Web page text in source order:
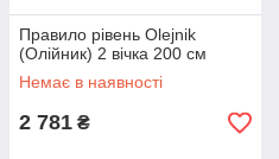
Правило рівень Olejnik
(Олійник) 2 вічка 200 см
Немає в наявності
2 781 ₴